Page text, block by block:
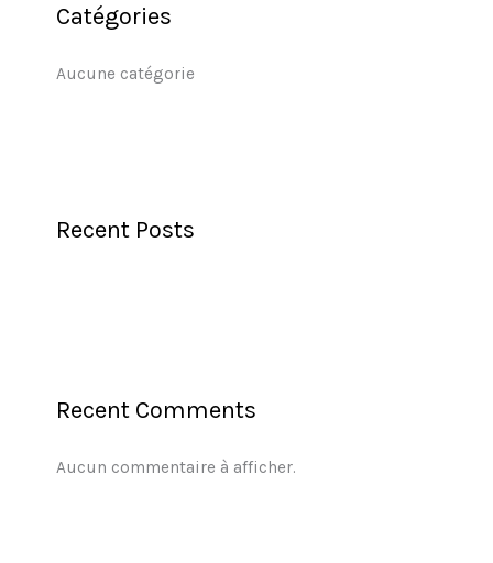
Catégories
Aucune catégorie
Recent Posts
Recent Comments
Aucun commentaire à afficher.